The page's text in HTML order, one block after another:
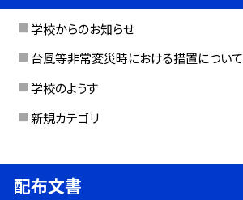
学校からのお知らせ
台風等非常変災時における措置について
学校のようす
新規カテゴリ
配布文書